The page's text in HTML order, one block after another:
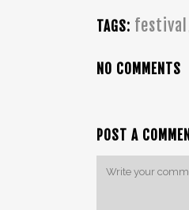
TAGS: festival
NO COMMENTS
POST A